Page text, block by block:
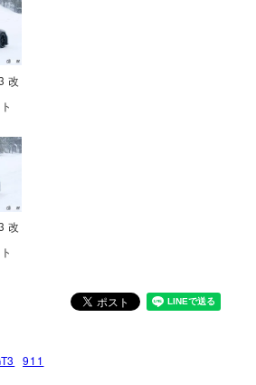
改
改
911